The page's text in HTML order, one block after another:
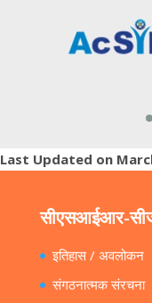
Last Updated on
सीएसआईआर-
इतिहास / अवलोकन
संगठनात्मक संरचना